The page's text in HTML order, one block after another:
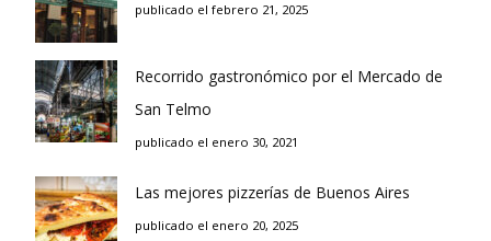
publicado el febrero 21, 2025
Recorrido gastronómico por el Mercado de
San Telmo
publicado el enero 30, 2021
Las mejores pizzerías de Buenos Aires
publicado el enero 20, 2025